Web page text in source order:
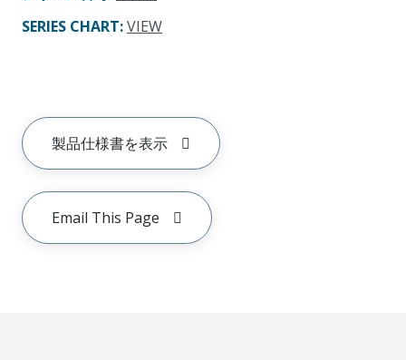
SERIES CHART:VIEW
製品仕様書を表示
Email This Page